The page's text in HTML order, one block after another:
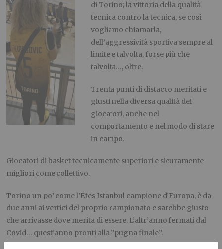
di Torino; la vittoria della qualità
tecnica contro la tecnica, se così
vogliamo chiamarla,
dell’aggressività sportiva sempre al
limite e talvolta, forse più che
talvolta…, oltre.
Trenta punti di distacco meritati e
giusti nella diversa qualità dei
giocatori, anche nel
comportamento e nel modo di stare
in campo.
Giocatori di basket tecnicamente superiori e sicuramente
migliori come collettivo.
Torino un po’ come l’Efes Istanbul campione d’Europa, è da
due anni ai vertici del proprio campionato e sarebbe giusto
che arrivasse dove merita di essere. L’altr’anno fermati dal
Covid… quest’anno pronti alla ”pugna finale”.